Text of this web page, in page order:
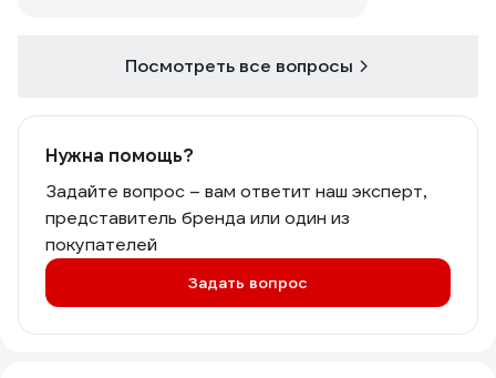
Посмотреть все вопросы
Нужна помощь?
Задайте вопрос – вам ответит наш эксперт,
представитель бренда или один из
покупателей
Задать вопрос